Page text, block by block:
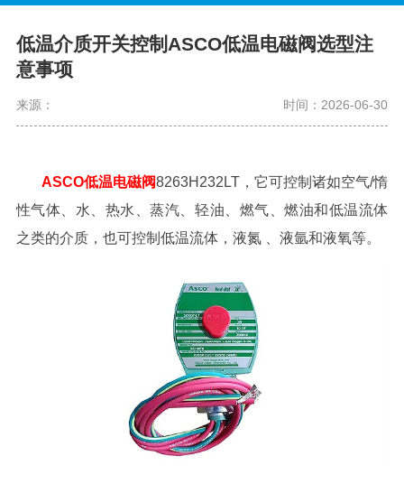
低温介质开关控制ASCO低温电磁阀选型注
意事项
来源： 时间：2026-06-30
ASCO低温电磁阀8263H232LT，它可控制诸如空气/惰
性气体、水、热水、蒸汽、轻油、燃气、燃油和低温流体
之类的介质，也可控制低温流体，液氮 、液氩和液氧等。